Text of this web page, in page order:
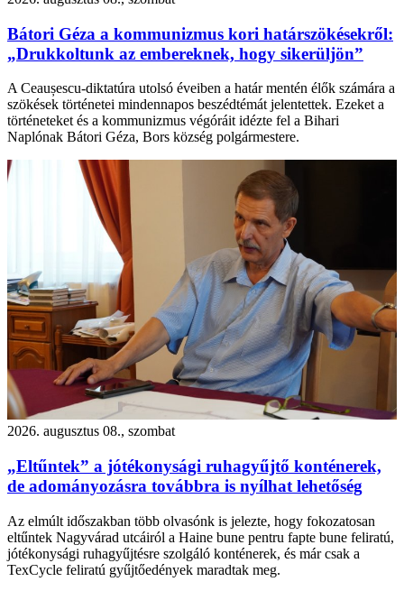
Bátori Géza a kommunizmus kori határszökésekről:
„Drukkoltunk az embereknek, hogy sikerüljön”
A Ceaușescu-diktatúra utolsó éveiben a határ mentén élők számára a
szökések történetei mindennapos beszédtémát jelentettek. Ezeket a
történeteket és a kommunizmus végóráit idézte fel a Bihari
Naplónak Bátori Géza, Bors község polgármestere.
2026. augusztus 08., szombat
„Eltűntek” a jótékonysági ruhagyűjtő konténerek,
de adományozásra továbbra is nyílhat lehetőség
Az elmúlt időszakban több olvasónk is jelezte, hogy fokozatosan
eltűntek Nagyvárad utcáiról a Haine bune pentru fapte bune feliratú,
jótékonysági ruhagyűjtésre szolgáló konténerek, és már csak a
TexCycle feliratú gyűjtőedények maradtak meg.